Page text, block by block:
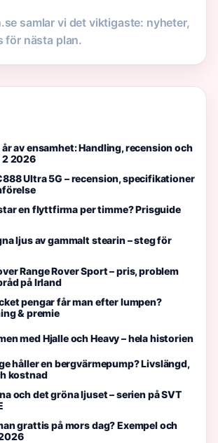
samlar vi det viktigaste: nyheter,
för nästa plan.
av ensamhet: Handling, recension och
2 2026
Ultra 5G – recension, specifikationer
en flyttfirma per timme? Prisguide
ljus av gammalt stearin – steg för
Range Rover Sport – pris, problem
på Irland
pengar får man efter lumpen?
& premie
med Hjalle och Heavy – hela historien
håller en bergvärmepump? Livslängd,
kostnad
och det gröna ljuset – serien på SVT
grattis på mors dag? Exempel och